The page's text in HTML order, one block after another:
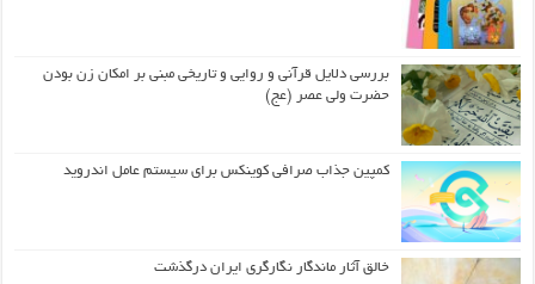
بررسی دلایل قرآنی و روایی و تاریخی مبنی بر امکان زن بودن
حضرت ولی عصر (عج)
کمپین جذاب صرافی کوینکس برای سیستم عامل اندروید
خالق آثار ماندگار نگارگری ایران درگذشت